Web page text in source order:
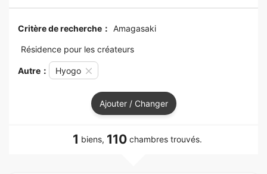
Critère de recherche： Amagasaki
Résidence pour les créateurs
Autre： Hyogo
Ajouter / Changer
1 biens, 110 chambres trouvés.